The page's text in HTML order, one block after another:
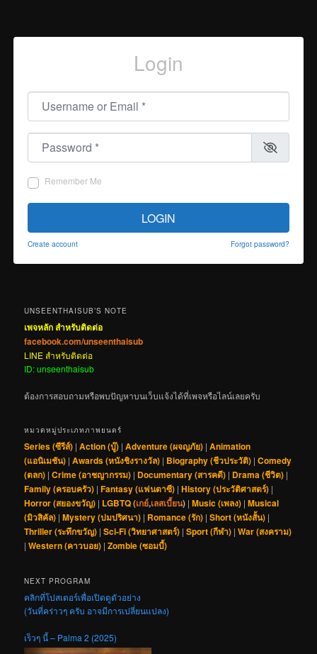
Login
Username or Email
Password
Remember Me
LOGIN
Create account Forgot password?
UNSEENTHAISUB’S NOTE
เพจหลัก สำหรับติดต่อ
facebook.com/unseenthaisub
LINE สำหรับติดต่อ
ID: unseenthaisub
ต้องการสอบถามหรือพบปัญหาบนเว็บแจ้งได้ที่เพจหรือไลน์เลยครับ
หมวดหมู่ประเภทภาพยนตร์
Series (ซีรีส์) |Action (บู๊) |Adventure (ผจญภัย) |Animation
(แอนิเมชัน) |Awards (หนังชิงรางวัล) | Biography (ชีวประวัติ) |Comedy
(ตลก) |Crime (อาชญากรรม) | Documentary (สารคดี) | Drama (ชีวิต) |
Family (ครอบครัว) |Fantasy (แฟนตาซี) |History (ประวัติศาสตร์) |
Horror (สยองขวัญ) | LGBTQ (เกย์,เลสเบี้ยน) |Music (เพลง) |Musical
(มิวสิคัล) |Mystery (ปมปริศนา) | Romance (รัก) |Short (หนังสั้น) |
Thriller (ระทึกขวัญ) |Sci-Fi (วิทยาศาสตร์) |Sport (กีฬา) |War (สงคราม)
|Western (คาวบอย) |Zombie (ซอมบี้)
NEXT PROGRAM
คลิกที่โปสเตอร์เพื่อเปิดดูตัวอย่าง
(วันที่คร่าวๆ ครับ อาจมีการเปลี่ยนแปลง)
เร็วๆ นี้ – Palma 2 (2025)